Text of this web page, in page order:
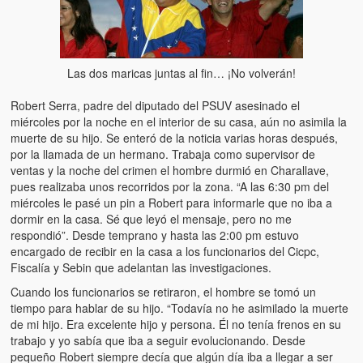
El Tipo y los Rojos en Los Teques (The Jerk and the Reds in
Teques)
Hablé con Chavistas (I spoke with chavistas)
La burla del Chavez “tan amante de los niños” (The mockery of
Chavez “such a children lover”)
Los niños de las calles de Venezuela (Children of the streets of
Venezuela)
Luis y El Mono… en armas (Luis and El Mono… armed)
Puente Llaguno, Miraflores… ¿y Lina?
Radio Emisoras y canales de televisión clausurados por el
de Chávez hasta el 2009
Victimas del 11 de abril de 2002
Las dos maricas juntas al fin… ¡No volverán!
Robert Serra, padre del diputado del PSUV asesinado el
miércoles por la noche en el interior de su casa, aún no asimila la
muerte de su hijo. Se enteró de la noticia varias horas después,
por la llamada de un hermano. Trabaja como supervisor de
ventas y la noche del crimen el hombre durmió en Charallave,
pues realizaba unos recorridos por la zona. “A las 6:30 pm del
miércoles le pasé un pin a Robert para informarle que no iba a
dormir en la casa. Sé que leyó el mensaje, pero no me
respondió”. Desde temprano y hasta las 2:00 pm estuvo
encargado de recibir en la casa a los funcionarios del Cicpc,
Fiscalía y Sebin que adelantan las investigaciones.
Cuando los funcionarios se retiraron, el hombre se tomó un
tiempo para hablar de su hijo. “Todavía no he asimilado la muerte
de mi hijo. Era excelente hijo y persona. Él no tenía frenos en su
trabajo y yo sabía que iba a seguir evolucionando. Desde
pequeño Robert siempre decía que algún día iba a llegar a ser